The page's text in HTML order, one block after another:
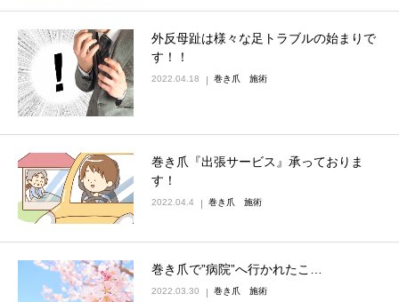
外反母趾は様々な足トラブルの始まりで
す！！
2022.04.18 巻き爪 施術
巻き爪『出張サービス』承っておりま
す！
2022.04.4 巻き爪 施術
巻き爪で”病院”へ行かれたこ…
2022.03.30 巻き爪 施術